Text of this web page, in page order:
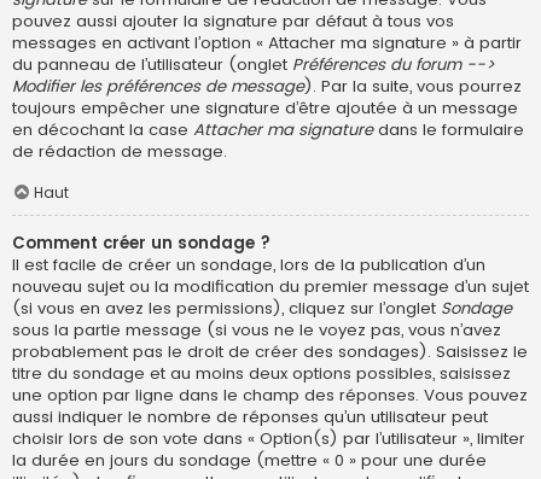
pouvez aussi ajouter la signature par défaut à tous vos
messages en activant l’option « Attacher ma signature » à partir
du panneau de l’utilisateur (onglet Préférences du forum -->
Modifier les préférences de message). Par la suite, vous pourrez
toujours empêcher une signature d’être ajoutée à un message
en décochant la case Attacher ma signaturedans le formulaire
de rédaction de message.
Haut
Comment créer un sondage ?
Il est facile de créer un sondage, lors de la publication d’un
nouveau sujet ou la modification du premier message d’un sujet
(si vous en avez les permissions), cliquez sur l’onglet Sondage
sous la partie message (si vous ne le voyez pas, vous n’avez
probablement pas le droit de créer des sondages). Saisissez le
titre du sondage et au moins deux options possibles, saisissez
une option par ligne dans le champ des réponses. Vous pouvez
aussi indiquer le nombre de réponses qu’un utilisateur peut
choisir lors de son vote dans « Option(s) par l’utilisateur », limiter
la durée en jours du sondage (mettre « 0 » pour une durée